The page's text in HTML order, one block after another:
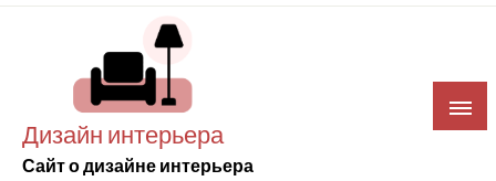
Skip
Дизайн интерьера
Сайт о дизайне интерьера